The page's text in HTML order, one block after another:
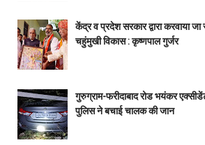
केंद्र व प्रदेश सरकार द्वारा करवाया
चहुंमुखी विकास : कृष्णपाल गुर्जर
गुरुग्राम-फरीदाबाद रोड भयंकर
पुलिस ने बचाई चालक की जान